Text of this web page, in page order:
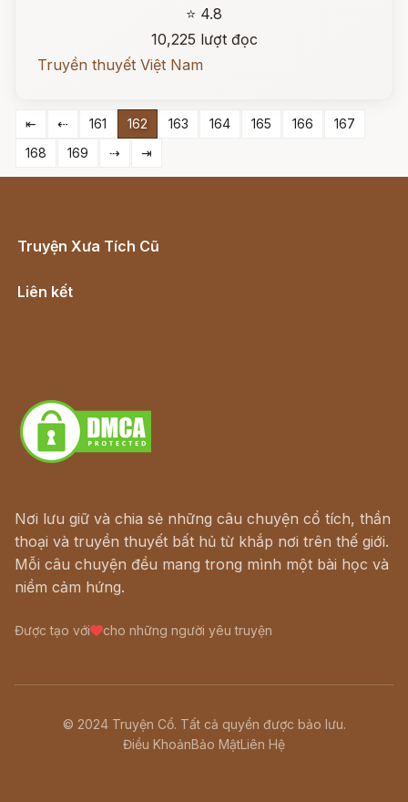
⭐ 4.8
10,225 lượt đọc
Truyền thuyết Việt Nam
⇤ ⇠ 161 162 163 164 165 166
167
168
169 ⇢ ⇥
Truyện Xưa Tích Cũ
Liên kết
Nơi lưu giữ và chia sẻ những câu chuyện cổ tích, thần
thoại và truyền thuyết bất hủ từ khắp nơi trên thế giới.
Mỗi câu chuyện đều mang trong mình một bài học và
niềm cảm hứng.
Được tạo với cho những người yêu truyện
© 2024 Truyện Cổ. Tất cả quyền được bảo lưu.
Điều KhoảnBảo MậtLiên Hệ